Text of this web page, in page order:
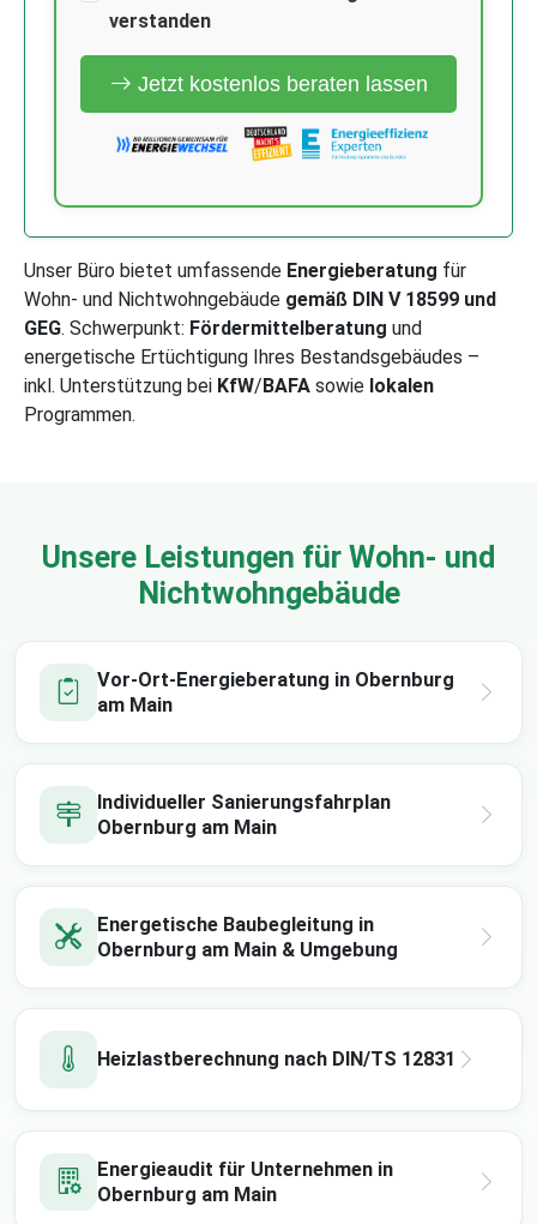
verstanden
Jetzt kostenlos beraten lassen
Unser Büro bietet umfassende Energieberatung für
Wohn- und Nichtwohngebäude gemäß DIN V 18599 und
GEG. Schwerpunkt: Fördermittelberatung und
energetische Ertüchtigung Ihres Bestandsgebäudes –
inkl. Unterstützung bei KfW/BAFA sowie lokalen
Programmen.
Unsere Leistungen für Wohn- und
Nichtwohngebäude
Vor-Ort-Energieberatung in Obernburg
am Main
Individueller Sanierungsfahrplan
Obernburg am Main
Energetische Baubegleitung in
Obernburg am Main & Umgebung
Heizlastberechnung nach DIN/TS 12831
Energieaudit für Unternehmen in
Obernburg am Main